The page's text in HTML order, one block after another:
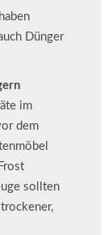
Dünger
im
dem
sollten